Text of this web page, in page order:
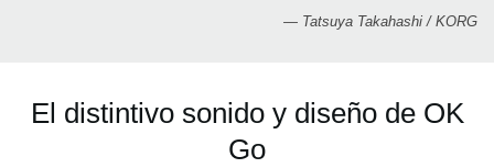
— Tatsuya Takahashi / KORG
El distintivo sonido y diseño de OK
Go